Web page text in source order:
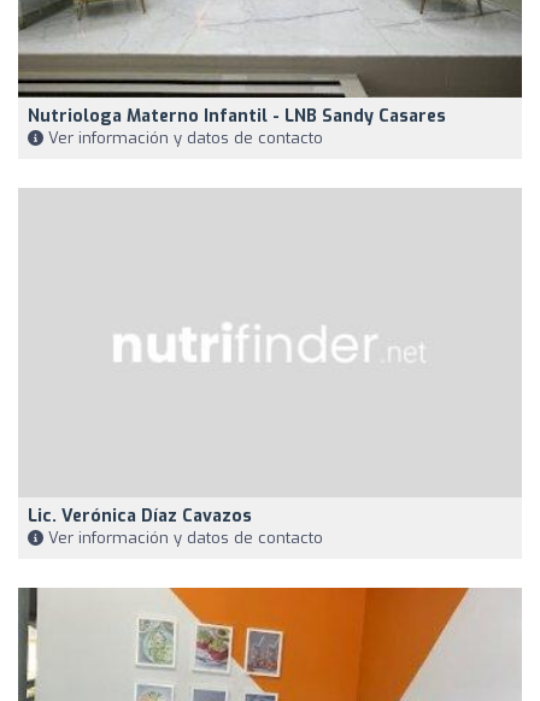
Nutriologa Materno Infantil - LNB Sandy Casares
Ver información y datos de contacto
Lic. Verónica Díaz Cavazos
Ver información y datos de contacto